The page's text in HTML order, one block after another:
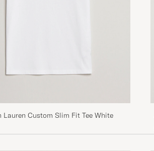
Lauren Custom Slim Fit Tee White